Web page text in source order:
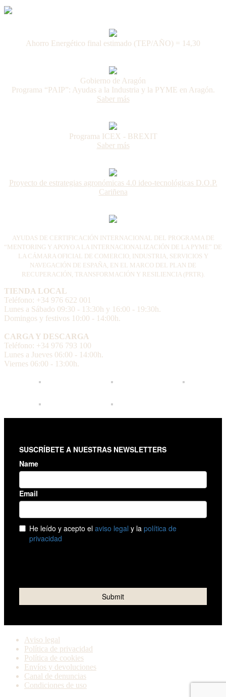
Ahorro Energético final estimado (TEP/AÑO) = 14,30
Gobierno de Aragón
Programa “PAIP”: Ayudas a la Industria y la PYME en Aragón.
Saber más
Programa ICEX - BREXIT
Saber más
Proyecto de estrategias agronómicas 4.0 ideo-tecnológicas D.O.P.
Cariñena
AYUDAS DE CERTIFICACIÓN INTERNACIONAL DEL PROGRAMA DE
“MENTORING Y APOYO A LA INTERNACIONALIZACIÓN DE LA PYME” DE
LA CÁMARA OFICIAL DE COMERCIO, INDUSTRIA, SERVICIOS Y
NAVEGACIÓN DE ESPAÑA, EN EL MARCO DEL PLAN DE
RECUPERACIÓN, TRANSFORMACIÓN Y RESILIENCIA (PRTR).
TIENDA LOCAL
Teléfono: +34 976 622 001
Lunes a Sábado 09:30 - 13:30h y 16:00 - 19:30h.
Domingos y festivos 10:00 - 14:00h.
CARGA Y DESCARGA
Teléfono: +34 976 793 100
Lunes a Jueves 06:00 - 14:00h.
Viernes 06:00 - 13:00h.
Aviso legal
Política de privacidad
Política de cookies
Envíos y devoluciones
Canal de denuncias
Condiciones de uso